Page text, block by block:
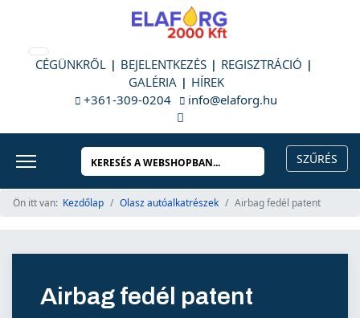
CÉGÜNKRŐL BEJELENTKEZÉS
REGISZTRÁCIÓ
GALÉRIA
HÍREK
+361-309-0204
info@elaforg.hu
Ön itt van: Kezdőlap Olasz autóalkatrészek Airbag fedél patent
Airbag fedél patent